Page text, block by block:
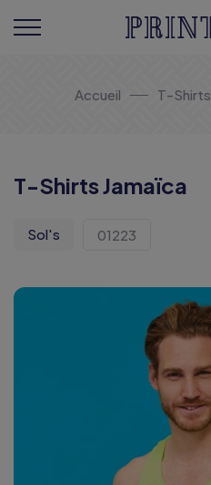
Accueil T-Shirts
T-Shirts Jamaïca
Sol's 01223